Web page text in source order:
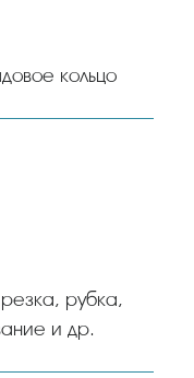
кольцо
рубка,
и др.